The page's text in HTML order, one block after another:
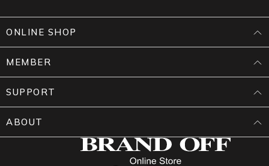
ONLINE SHOP
MEMBER
SUPPORT
ABOUT